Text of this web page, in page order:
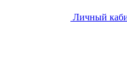
Личный